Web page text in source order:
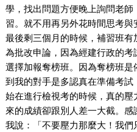
學，找出問題方便晚上詢問老
習。就不用再另外花時間思考與
最後剩三個月的時候，補習班
為批改申論，因為經建行政的
選擇加報奪榜班。因為奪榜班
到我的對手是多認真在準備考
始在進行檢視考的時候，真的
來的成績卻跟別人差一大截。
我說：「不要壓力那麼大！我